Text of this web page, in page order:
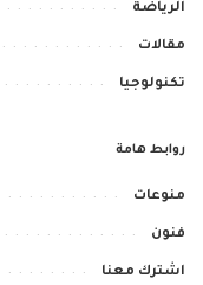
الرياضة
مقالات
تكنولوجيا
روابط هامة
منوعات
فنون
اشترك معنا